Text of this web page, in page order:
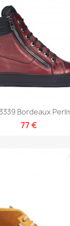
 Vorschau
Bordeaux
77 €